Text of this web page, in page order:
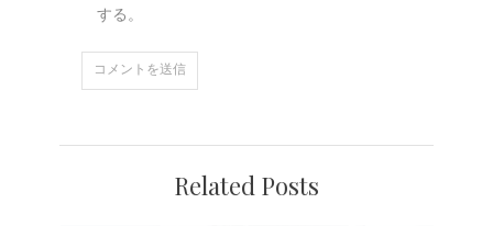
する。
Related Posts